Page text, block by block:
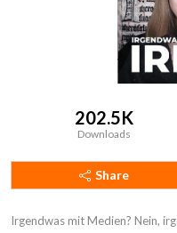
202.5K
Downloads
Share
Irgendwas mit Medien? Nein,